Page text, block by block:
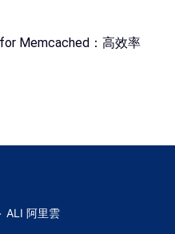
Memcached：高效率
ALI 阿里雲